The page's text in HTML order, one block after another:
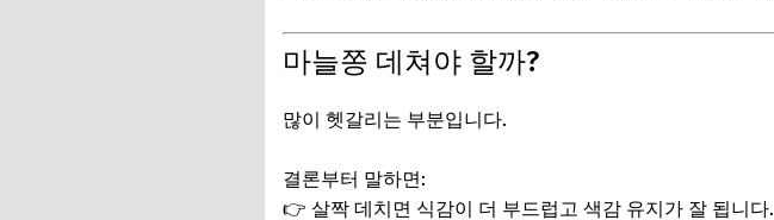
마늘쫑 데쳐야 할까?
많이 헷갈리는 부분입니다.
결론부터 말하면:
👉 살짝 데치면 식감이 더 부드럽고 색감 유지가 잘 됩니다.